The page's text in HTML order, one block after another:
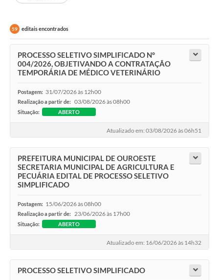
59 editais encontrados
PROCESSO SELETIVO SIMPLIFICADO N°
004/2026, OBJETIVANDO A CONTRATAÇÃO
TEMPORÁRIA DE MÉDICO VETERINÁRIO
Postagem: 31/07/2026 às 12h00
Realização a partir de: 03/08/2026 às 08h00
Situação: ABERTO
Atualizado em: 03/08/2026 às 06h51
PREFEITURA MUNICIPAL DE OUROESTE
SECRETARIA MUNICIPAL DE AGRICULTURA E
PECUÁRIA EDITAL DE PROCESSO SELETIVO
SIMPLIFICADO
Postagem: 15/06/2026 às 08h00
Realização a partir de: 23/06/2026 às 17h00
Situação: ABERTO
Atualizado em: 16/06/2026 às 14h32
PROCESSO SELETIVO SIMPLIFICADO